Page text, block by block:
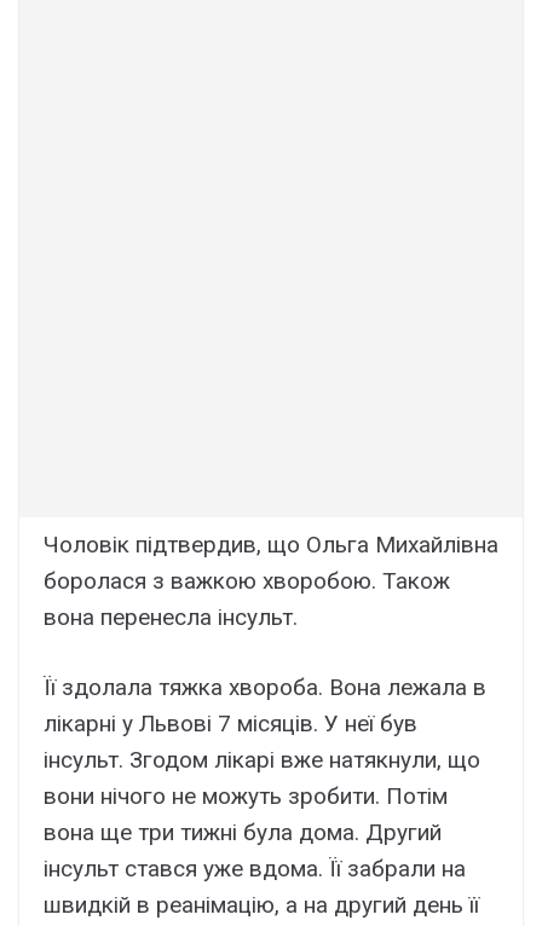
Чоловік підтвердив, що Ольга Михайлівна
боролася з важкою хворобою. Також
вона перенесла інсульт.
Її здолала тяжка хвороба. Вона лежала в
лікарні у Львові 7 місяців. У неї був
інсульт. Згодом лікарі вже натякнули, що
вони нічого не можуть зробити. Потім
вона ще три тижні була дома. Другий
інсульт стався уже вдома. Її забрали на
швидкій в реанімацію, а на другий день її